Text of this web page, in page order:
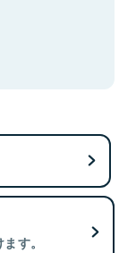
す。